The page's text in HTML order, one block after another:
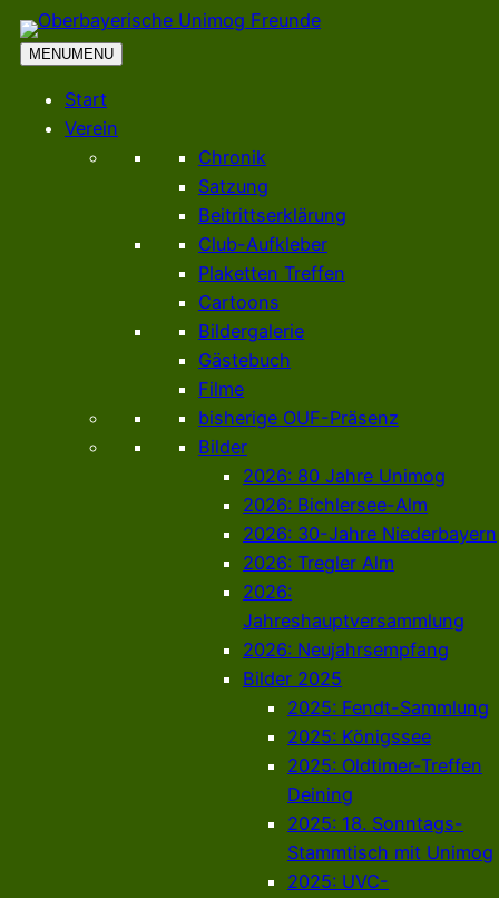
MENUMENU
Start
Verein
Chronik
Satzung
Beitrittserklärung
Club-Aufkleber
Plaketten Treffen
Cartoons
Bildergalerie
Gästebuch
Filme
bisherige OUF-Präsenz
Bilder
2026: 80 Jahre Unimog
2026: Bichlersee-Alm
2026: 30-Jahre Niederbayern
2026: Tregler Alm
2026:
Jahreshauptversammlung
2026: Neujahrsempfang
Bilder 2025
2025: Fendt-Sammlung
2025: Königssee
2025: Oldtimer-Treffen
Deining
2025: 18. Sonntags-
Stammtisch mit Unimog
2025: UVC-